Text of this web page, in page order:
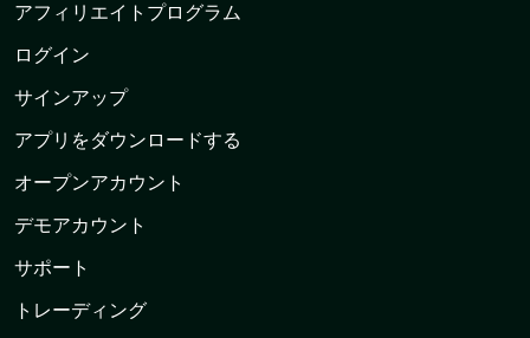
アフィリエイトプログラム
ログイン
サインアップ
アプリをダウンロードする
オープンアカウント
デモアカウント
サポート
トレーディング